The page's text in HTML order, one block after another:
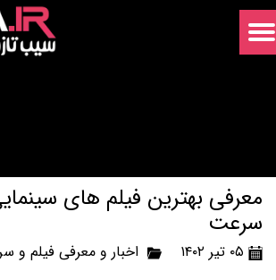
معرفی بهترین فیلم های
سرعت
۰۵ تیر ۱۴۰۲ اخبار و معرفی فیلم و